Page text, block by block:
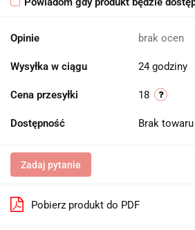
Opinie brak ocen
Wysyłka w ciągu 24 godziny
Cena przesyłki 18
Dostępność Brak towaru
Zadaj pytanie
Pobierz produkt do PDF